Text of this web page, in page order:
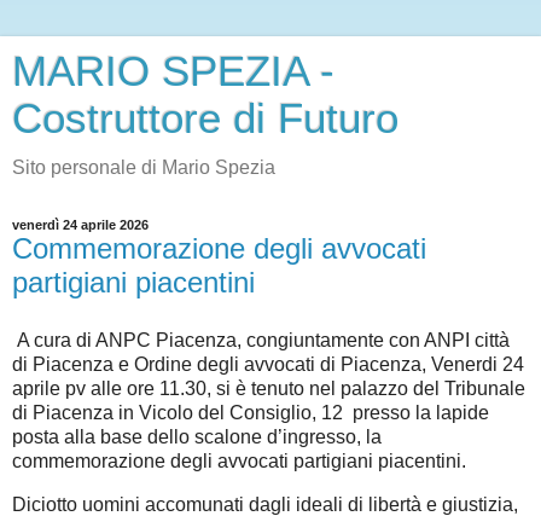
MARIO SPEZIA -
Costruttore di Futuro
Sito personale di Mario Spezia
venerdì 24 aprile 2026
Commemorazione degli avvocati
partigiani piacentini
A cura di ANPC Piacenza, congiuntamente con ANPI città
di Piacenza e Ordine degli avvocati di Piacenza, Venerdi 24
aprile pv alle ore 11.30, si è tenuto nel palazzo del Tribunale
di Piacenza in Vicolo del Consiglio, 12 presso la lapide
posta alla base dello scalone d’ingresso, la
commemorazione degli avvocati partigiani piacentini.
Diciotto uomini accomunati dagli ideali di libertà e giustizia,